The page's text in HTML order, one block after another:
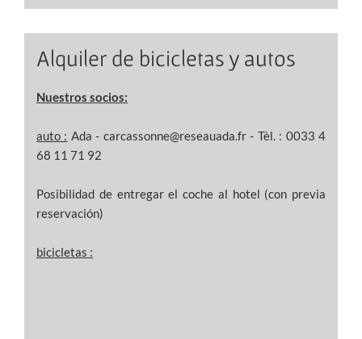
Alquiler de bicicletas y autos
Nuestros socios:
auto : Ada - carcassonne@reseauada.fr - Tèl. : 0033 4
68 11 71 92
Posibilidad de entregar el coche al hotel (con previa
reservación)
bicicletas :